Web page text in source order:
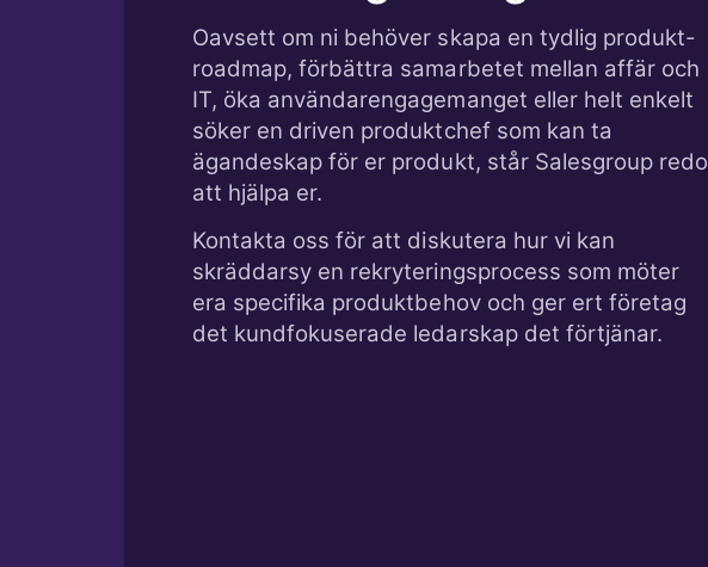
Oavsett om ni behöver skapa en tydlig produkt-
roadmap, förbättra samarbetet mellan affär och
IT, öka användarengagemanget eller helt enkelt
söker en driven produktchef som kan ta
ägandeskap för er produkt, står Salesgroup redo
att hjälpa er.
Kontakta oss för att diskutera hur vi kan
skräddarsy en rekryteringsprocess som möter
era specifika produktbehov och ger ert företag
det kundfokuserade ledarskap det förtjänar.